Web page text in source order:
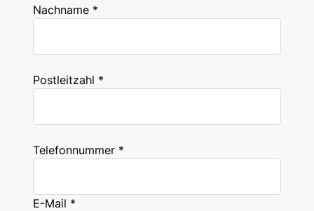
Nachname *
Postleitzahl *
Telefonnummer *
E-Mail *